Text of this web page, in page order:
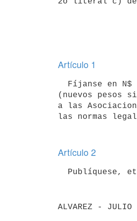
Artículo 1
(nuevos pesos
a las
Artículo 2